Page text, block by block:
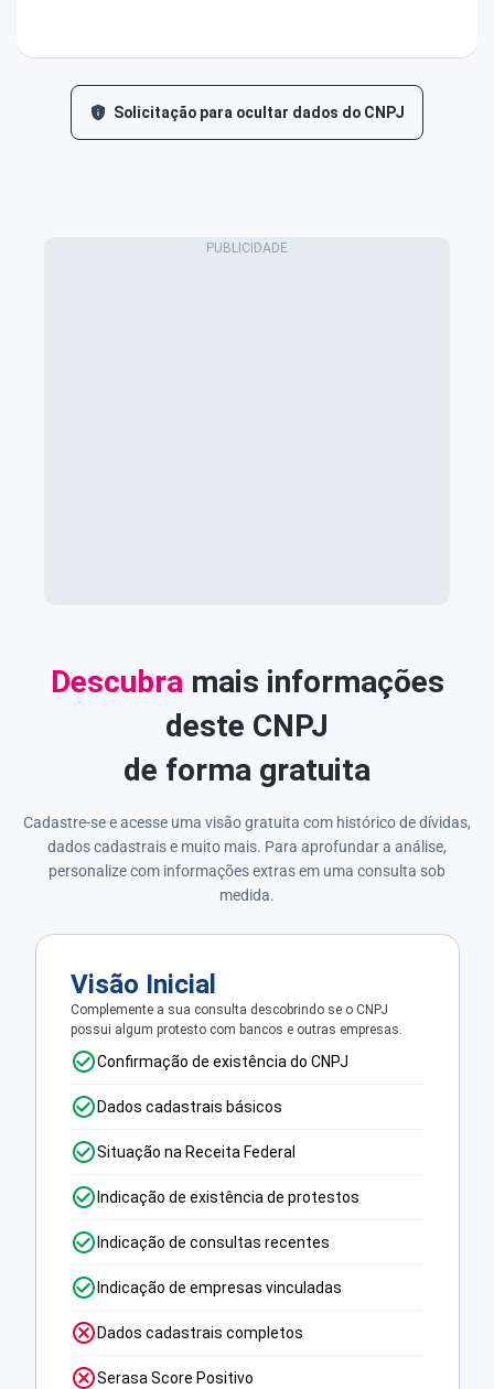
Solicitação para ocultar dados do CNPJ
Descubra mais informações
deste CNPJ
de forma gratuita
Cadastre-se e acesse uma visão gratuita com histórico de dívidas,
dados cadastrais e muito mais. Para aprofundar a análise,
personalize com informações extras em uma consulta sob
medida.
Visão Inicial
Complemente a sua consulta descobrindo se o CNPJ
possui algum protesto com bancos e outras empresas.
Confirmação de existência do CNPJ
Dados cadastrais básicos
Situação na Receita Federal
Indicação de existência de protestos
Indicação de consultas recentes
Indicação de empresas vinculadas
Dados cadastrais completos
Serasa Score Positivo